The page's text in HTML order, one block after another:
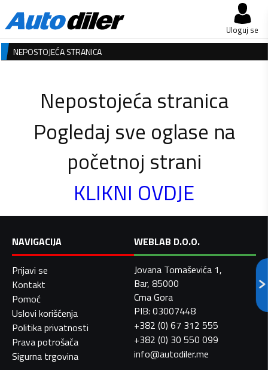
Uloguj se
NEPOSTOJEĆA STRANICA
Nepostojeća stranica
Pogledaj sve oglase na
početnoj strani
KLIKNI OVDJE
NAVIGACIJA
Prijavi se
Kontakt
Pomoć
Uslovi korišćenja
Politika privatnosti
Prava potrošača
Sigurna trgovina
WEBLAB D.O.O.
Jovana Tomaševića 1,
Bar, 85000
Crna Gora
PIB: 03007448
+382 (0) 67 312 555
+382 (0) 30 550 099
info@autodiler.me